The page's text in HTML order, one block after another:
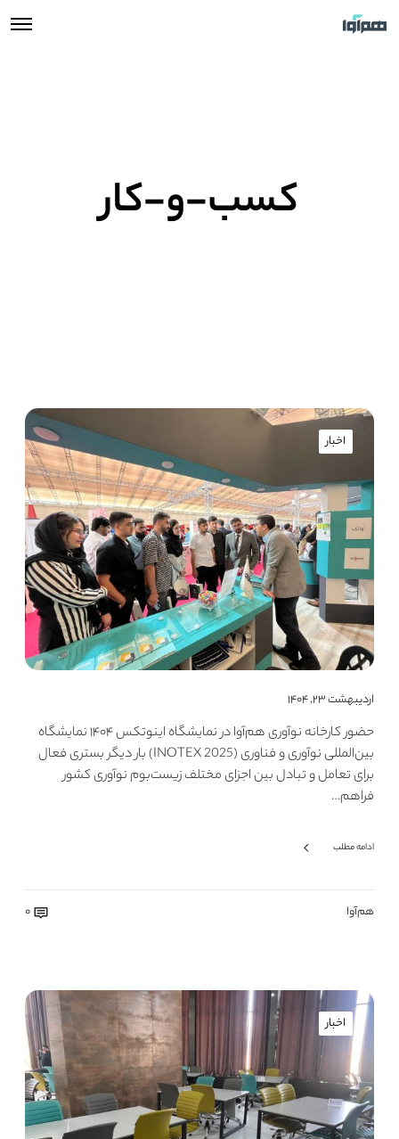
کسب-و-کار
اخبار
اردیبهشت ۲۳, ۱۴۰۴
حضور کارخانه نوآوری هم‌آوا در نمایشگاه اینوتکس ۱۴۰۴ نمایشگاه
بین‌المللی نوآوری و فناوری (INOTEX 2025) بار دیگر بستری فعال
برای تعامل و تبادل بین اجزای مختلف زیست‌بوم نوآوری کشور
فراهم…
ادامه مطلب
هم‌آوا 0
اخبار